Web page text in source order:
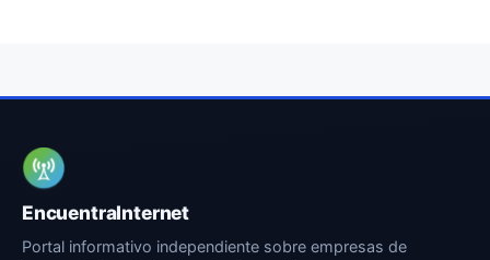
EncuentraInternet
Portal informativo independiente sobre empresas de